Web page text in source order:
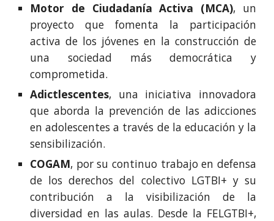
Motor de Ciudadanía Activa (MCA), un
proyecto que fomenta la participación
activa de los jóvenes en la construcción de
una sociedad más democrática y
comprometida.
Adictlescentes, una iniciativa innovadora
que aborda la prevención de las adicciones
en adolescentes a través de la educación y la
sensibilización.
COGAM, por su continuo trabajo en defensa
de los derechos del colectivo LGTBI+ y su
contribución a la visibilización de la
diversidad en las aulas. Desde la FELGTBI+,